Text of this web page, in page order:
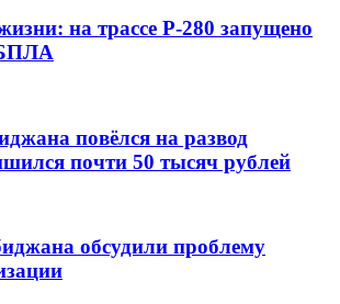
на трассе Р-280 запущено
повёлся на развод
почти 50 тысяч рублей
обсудили проблему